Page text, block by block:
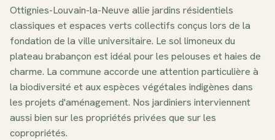
Ottignies-Louvain-la-Neuve allie jardins résidentiels
classiques et espaces verts collectifs conçus lors de la
fondation de la ville universitaire. Le sol limoneux du
plateau brabançon est idéal pour les pelouses et haies de
charme. La commune accorde une attention particulière à
la biodiversité et aux espèces végétales indigènes dans
les projets d'aménagement. Nos jardiniers interviennent
aussi bien sur les propriétés privées que sur les
copropriétés.